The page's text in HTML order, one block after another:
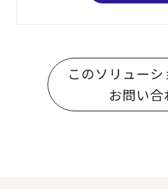
このソリュー
お問い合